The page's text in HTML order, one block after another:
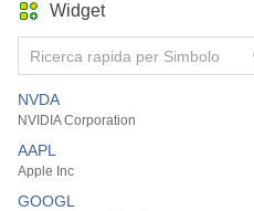
Widget
NVDA
NVIDIA Corporation
AAPL
Apple Inc
GOOGL